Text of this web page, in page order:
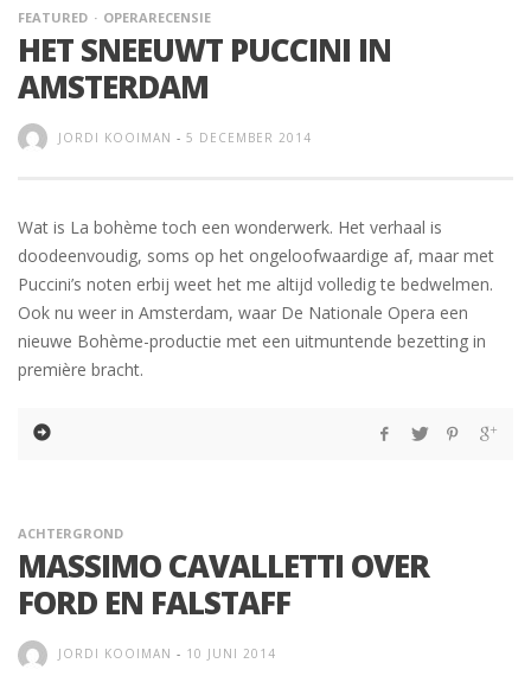
FEATURED OPERARECENSIE
HET SNEEUWT PUCCINI IN
AMSTERDAM
JORDI KOOIMAN - 5 DECEMBER 2014
Wat is La bohème toch een wonderwerk. Het verhaal is
doodeenvoudig, soms op het ongeloofwaardige af, maar met
Puccini’s noten erbij weet het me altijd volledig te bedwelmen.
Ook nu weer in Amsterdam, waar De Nationale Opera een
nieuwe Bohème-productie met een uitmuntende bezetting in
première bracht.
ACHTERGROND
MASSIMO CAVALLETTI OVER
FORD EN FALSTAFF
JORDI KOOIMAN - 10 JUNI 2014